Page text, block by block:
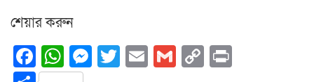
শেয়ার করুন
Facebook
WhatsApp
Messenger
Twitter
EmailGmail
Copy